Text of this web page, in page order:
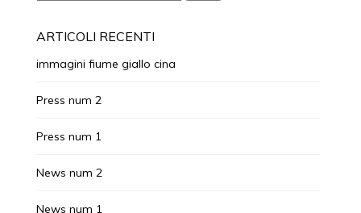
ARTICOLI RECENTI
immagini fiume giallo cina
Press num 2
Press num 1
News num 2
News num 1